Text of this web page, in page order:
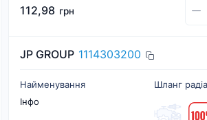
112,98 грн
JP GROUP 1114303200
Найменування
Шланг
Інфо